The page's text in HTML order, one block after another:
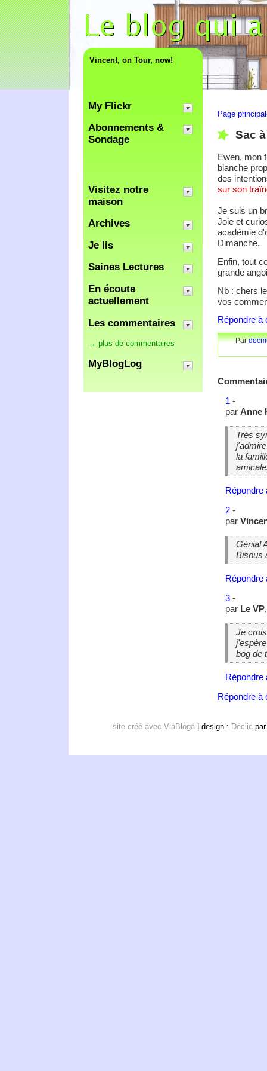
Vincent, on Tour, now!
Page
Sac
Ewen, mon
blanche
des
sur son
Je suis un
Joie et
académie
Dimanche.
Enfin, tout
grande
Nb : chers
vos
Répondre à
Par
1-
par Anne
Très
la
Répondre
2-
par
Génial
Bisous
Répondre
3-
par Le VP
Je
bog de
Répondre
Répondre à
My Flickr
Abonnements &
Sondage
Visitez notre
maison
Archives
Je lis
Saines Lectures
En écoute
actuellement
Les commentaires
→ plus de commentaires
MyBlogLog
site créé avec ViaBloga | design : Déclic